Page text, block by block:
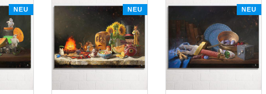
NEU NEU NEU